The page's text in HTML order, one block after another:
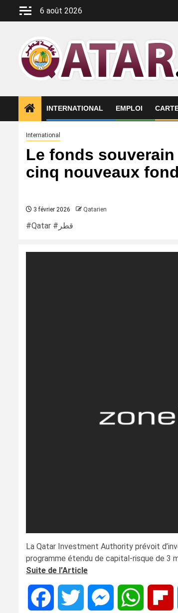
6 août 2026
INTERNATIONAL EMPLOI
International
Le fonds
cinq nouveaux
3 février 2026 Qatarien
#Qatar #قطر
La Qatar Investment Authority prévoit
programme étendu de capital-risque de 3
Suite de l’Article
Facebook Twitter MessengerWhatsApp